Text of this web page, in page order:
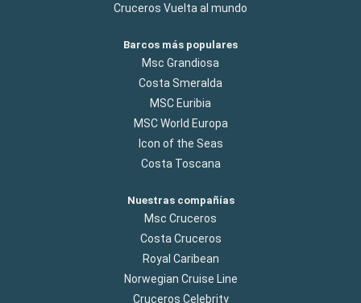
Cruceros Vuelta al mundo
Barcos más populares
Msc Grandiosa
Costa Smeralda
MSC Euribia
MSC World Europa
Icon of the Seas
Costa Toscana
Nuestras compañías
Msc Cruceros
Costa Cruceros
Royal Caribean
Norwegian Cruise Line
Cruceros Celebrity